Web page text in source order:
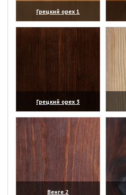
Грецкий орех 1
(увеличить)
Грецкий орех 3
(увеличить)
Венге 2